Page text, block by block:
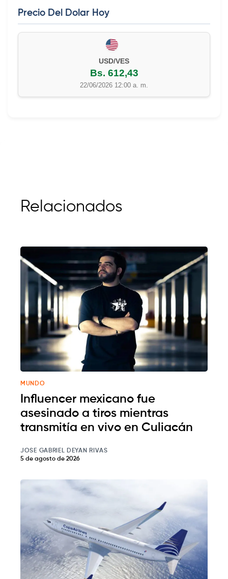
Precio Del Dolar Hoy
EUR/VES
Bs. 702,42
22/06/2026 12:00 a. m.
Relacionados
MUNDO
Influencer mexicano fue
asesinado a tiros mientras
transmitía en vivo en Culiacán
JOSE GABRIEL DEYAN RIVAS
5 de agosto de 2026